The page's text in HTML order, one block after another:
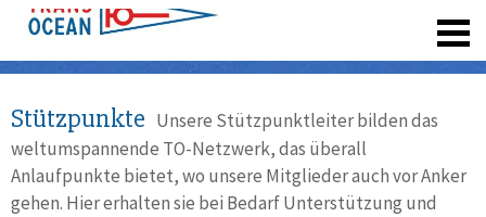
Stützpunkte Unsere Stützpunktleiter bilden das
weltumspannende TO-Netzwerk, das überall
Anlaufpunkte bietet, wo unsere Mitglieder auch vor Anker
gehen. Hier erhalten sie bei Bedarf Unterstützung und